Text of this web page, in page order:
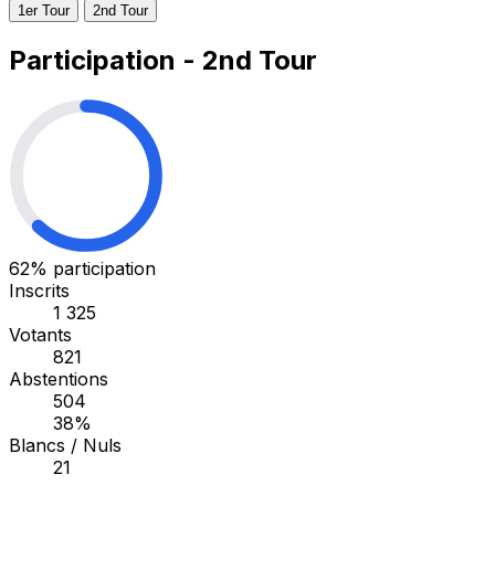
1er Tour 2nd Tour
Participation - 2nd Tour
62% participation
Inscrits
1 325
Votants
821
Abstentions
504
38%
Blancs / Nuls
21